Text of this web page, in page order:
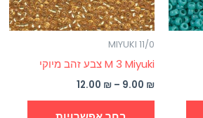
לבחור
את
האפשרויותMIYUKI 11/0
M 3 Miyuki צבע זהב מיוקי
9.00 ₪
–
12.00 ₪
לבחור
את